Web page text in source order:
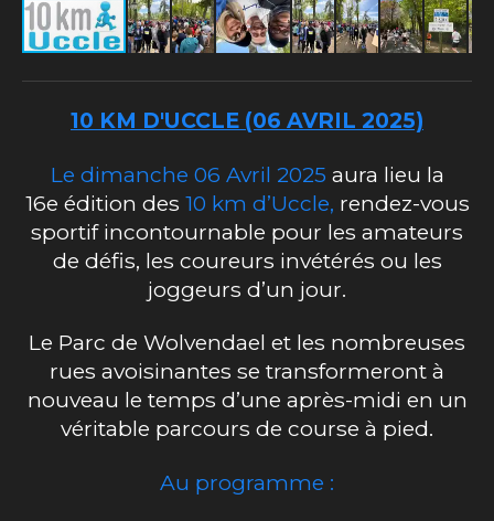
10 KM D'UCCLE (06 AVRIL 2025)
Le dimanche 06 Avril 2025 aura lieu la
16e édition des 10 km d’Uccle, rendez-vous
sportif incontournable pour les amateurs
de défis, les coureurs invétérés ou les
joggeurs d’un jour.
Le Parc de Wolvendael et les nombreuses
rues avoisinantes se transformeront à
nouveau le temps d’une après-midi en un
véritable parcours de course à pied.
Au programme :